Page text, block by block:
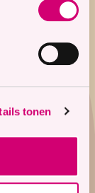
tonen
of specialist;
binnen één
of